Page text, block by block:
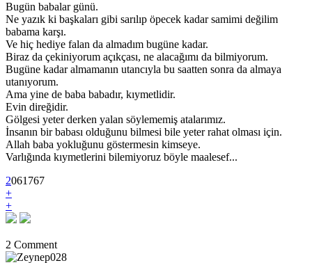
Bugün babalar günü.
Ne yazık ki başkaları gibi sarılıp öpecek kadar samimi değilim
babama karşı.
Ve hiç hediye falan da almadım bugüne kadar.
Biraz da çekiniyorum açıkçası, ne alacağımı da bilmiyorum.
Bugüne kadar almamanın utancıyla bu saatten sonra da almaya
utanıyorum.
Ama yine de baba babadır, kıymetlidir.
Evin direğidir.
Gölgesi yeter derken yalan söylememiş atalarımız.
İnsanın bir babası olduğunu bilmesi bile yeter rahat olması için.
Allah baba yokluğunu göstermesin kimseye.
Varlığında kıymetlerini bilemiyoruz böyle maalesef...
2061767
+
+
2 Comment